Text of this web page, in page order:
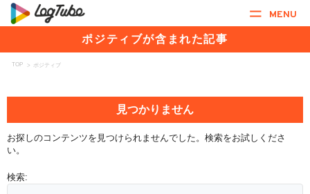
MENU
ポジティブが含まれた記事
TOP > ポジティブ
見つかりません
お探しのコンテンツを見つけられませんでした。検索をお試しくださ
い。
検索: